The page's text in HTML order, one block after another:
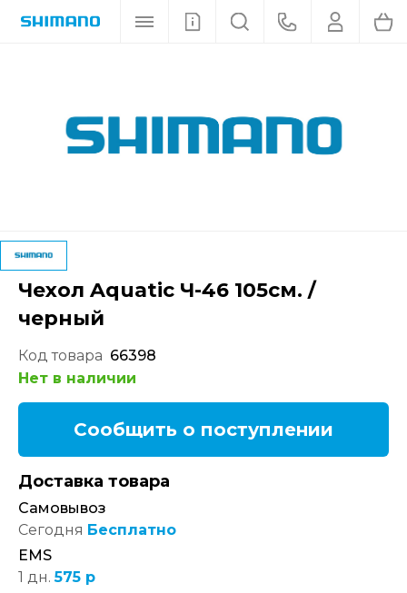
Чехол Aquatic Ч-46 105см. /
черный
Код товара 66398
Нет в наличии
Сообщить о поступлении
Доставка товара
Самовывоз
Сегодня Бесплатно
EMS
1 дн.575 р